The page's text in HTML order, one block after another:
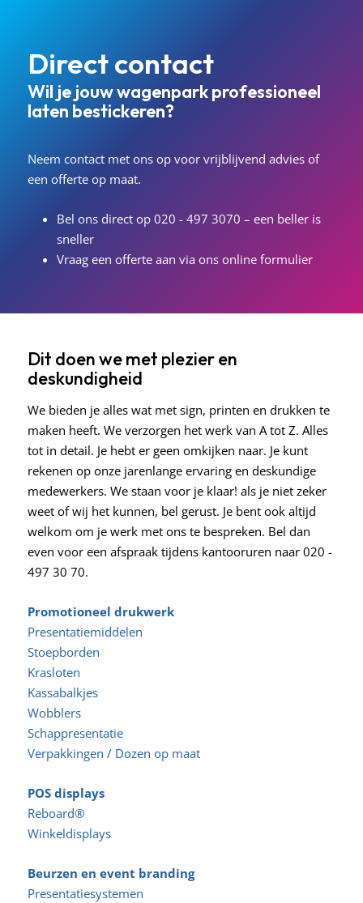
Direct contact
Wil je jouw wagenpark professioneel
laten bestickeren?
Neem contact met ons op voor vrijblijvend advies of
een offerte op maat.
Bel ons direct op 020 - 497 3070 – een beller is
sneller
Vraag een offerte aan via ons online formulier
Dit doen we met plezier en
deskundigheid
We bieden je alles wat met sign, printen en drukken te
maken heeft. We verzorgen het werk van A tot Z. Alles
tot in detail. Je hebt er geen omkijken naar. Je kunt
rekenen op onze jarenlange ervaring en deskundige
medewerkers. We staan voor je klaar! als je niet zeker
weet of wij het kunnen, bel gerust. Je bent ook altijd
welkom om je werk met ons te bespreken. Bel dan
even voor een afspraak tijdens kantooruren naar 020 -
497 30 70.
Promotioneel drukwerk
Presentatiemiddelen
Stoepborden
Krasloten
Kassabalkjes
Wobblers
Schappresentatie
Verpakkingen / Dozen op maat
POS displays
Reboard®
Winkeldisplays
Beurzen en event branding
Presentatiesystemen